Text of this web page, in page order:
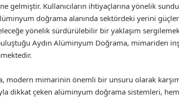
gelmiştir. Kullanıcıların ihtiyaçlarına yönelik
doğrama alanında sektördeki yerini
yönelik sürdürülebilir bir yaklaşım
Aydın Alüminyum Doğrama, mimariden
modern mimarinin önemli bir unsuru olarak
dikkat çeken alüminyum doğrama sistemleri,